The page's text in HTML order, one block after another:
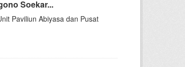
Soekar...
Paviliun Abiyasa dan Pusat